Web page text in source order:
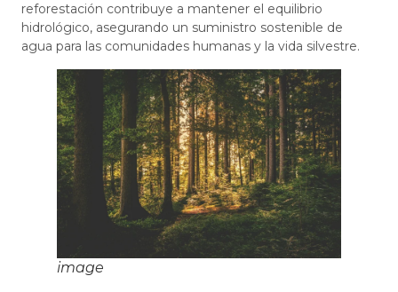
reforestación contribuye a mantener el equilibrio
hidrológico, asegurando un suministro sostenible de
agua para las comunidades humanas y la vida silvestre.
image